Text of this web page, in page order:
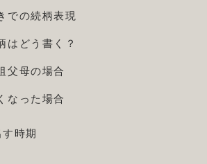
での続柄表現
はどう書く？
父母の場合
なった場合
時期